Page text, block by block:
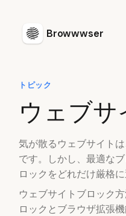
Browwwser
トピック
ウェブサ
気が散るウェブサイト
です。しかし、最適な
ロックをどれだけ厳格
ウェブサイトブロック
ロックとブラウザ拡張